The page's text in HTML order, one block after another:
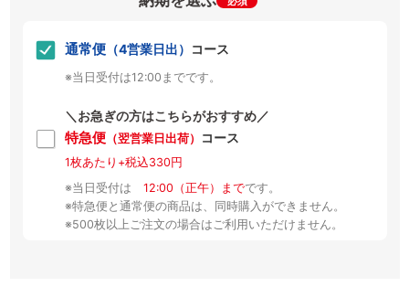
通常便（4営業日出） コース
※当日受付は12:00までです。
＼お急ぎの方はこちらがおすすめ／
特急便（翌営業日出荷） コース
1枚あたり+税込330円
※当日受付は 12:00（正午）までです。
※特急便と通常便の商品は、同時購入ができません。
※500枚以上ご注文の場合はご利用いただけません。